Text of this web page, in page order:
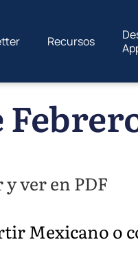
Recursos
y ver en PDF
Mexicano o